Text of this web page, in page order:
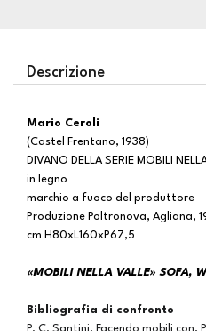
Descrizione
Mario Ceroli
(Castel Frentano, 1938)
DIVANO DELLA SERIE MOBILI
in legno
marchio a fuoco del produttore
Produzione Poltronova, Agliana,
cm H80xL160xP67,5
«MOBILI NELLA VALLE» SOFA,
Bibliografia di confronto